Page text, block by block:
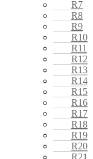
R7
R8
R9
R10
R11
R12
R13
R14
R15
R16
R17
R18
R19
R20